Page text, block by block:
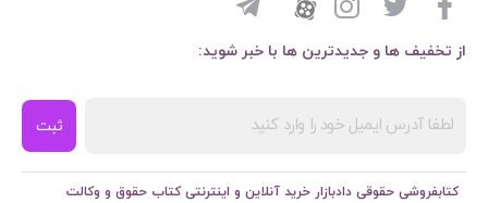
از تخفیف ها و جدیدترین ها با خبر شوید:
ثبت
کتابفروشی حقوقی دادبازار خرید آنلاین و اینترنتی کتاب حقوق و وکالت